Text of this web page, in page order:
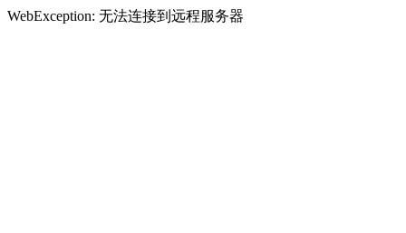
WebException: 无法连接到远程服务器